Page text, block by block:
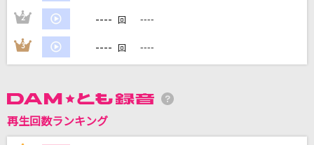
家族や友達と一緒に！練習にも！
2 ---- 回 ----
3 ---- 回 ----
再生回数ランキング